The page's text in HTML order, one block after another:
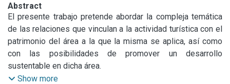
Abstract
El presente trabajo pretende abordar la compleja temática
de las relaciones que vinculan a la actividad turística con el
patrimonio del área a la que la misma se aplica, así como
con las posibilidades de promover un desarrollo
sustentable en dicha área.
Como caso de estudio hemos elegido al Municipio de
Show more